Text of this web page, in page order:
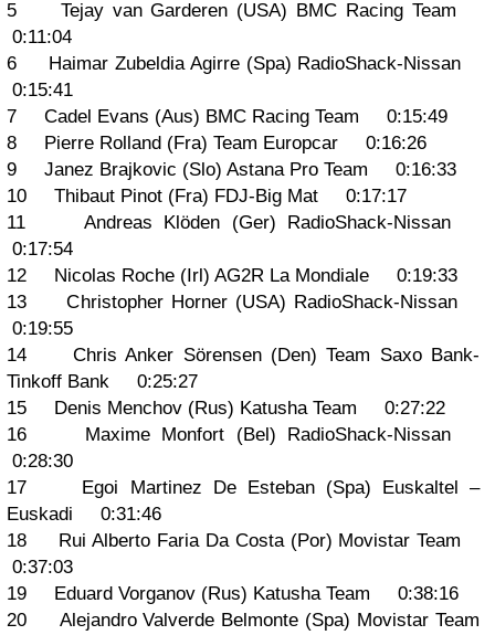
5 Tejay van Garderen (USA) BMC Racing Team
0:11:04
6 Haimar Zubeldia Agirre (Spa) RadioShack-Nissan
0:15:41
7 Cadel Evans (Aus) BMC Racing Team 0:15:49
8 Pierre Rolland (Fra) Team Europcar 0:16:26
9 Janez Brajkovic (Slo) Astana Pro Team 0:16:33
10 Thibaut Pinot (Fra) FDJ-Big Mat 0:17:17
11 Andreas Klöden (Ger) RadioShack-Nissan
0:17:54
12 Nicolas Roche (Irl) AG2R La Mondiale 0:19:33
13 Christopher Horner (USA) RadioShack-Nissan
0:19:55
14 Chris Anker Sörensen (Den) Team Saxo Bank-
Tinkoff Bank 0:25:27
15 Denis Menchov (Rus) Katusha Team 0:27:22
16 Maxime Monfort (Bel) RadioShack-Nissan
0:28:30
17 Egoi Martinez De Esteban (Spa) Euskaltel –
Euskadi 0:31:46
18 Rui Alberto Faria Da Costa (Por) Movistar Team
0:37:03
19 Eduard Vorganov (Rus) Katusha Team 0:38:16
20 Alejandro Valverde Belmonte (Spa) Movistar Team